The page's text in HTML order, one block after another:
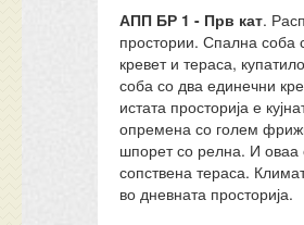
АПП БР 1 - Прв кат.
простории. Спална соба
кревет и тераса,
соба со два единечни
истата просторија е
опремена со голем
шпорет со релна. И
сопствена тераса.
во дневната просторија.